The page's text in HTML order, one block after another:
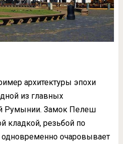
архитектуры эпохи
из главных
Румынии. Замок Пелеш
кладкой, резьбой по
очаровывает